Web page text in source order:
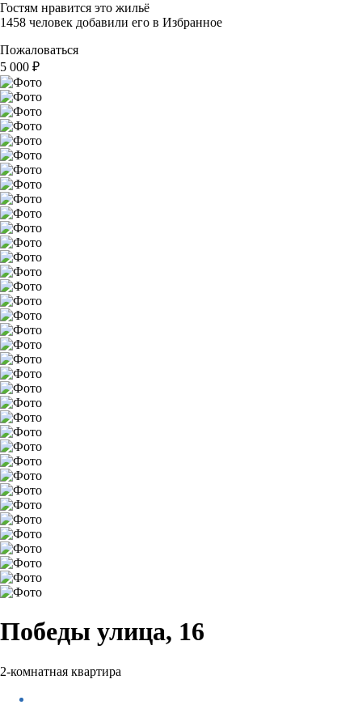
Гостям нравится это жильё
1458 человек добавили его в Избранное
Пожаловаться
5 000 ₽
Победы улица, 16
2-комнатная квартира